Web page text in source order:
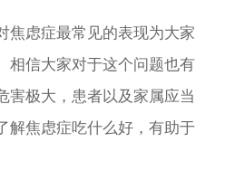
虑症最常见的表现为大家
相信大家对于这个问题也有
害极大，患者以及家属应当
解焦虑症吃什么好，有助于